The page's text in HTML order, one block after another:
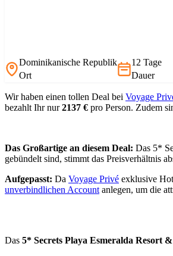
Dominikanische Republik
Ort
12 Tage
Dauer
Wir haben einen tollen Deal bei Voyage
bezahlt Ihr nur2137 € pro Person. Zudem
Das Großartige an diesem Deal: Das 5*
gebündelt sind, stimmt das Preisverhältnis
Aufgepasst: Da Voyage Privé exklusive
unverbindlichen Account anlegen, um die
Das 5* Secrets Playa Esmeralda Resort